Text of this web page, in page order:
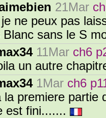
21Mar
ne peux pas
Blanc sans le S
11Mar ch6
un autre
1Mar ch6
la premiere partie
est fini.......